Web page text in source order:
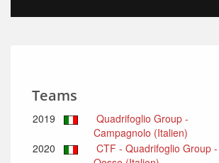
Teams
2019
Quadrifoglio Group -
Campagnolo (Italien)
2020
CTF - Quadrifoglio Group -